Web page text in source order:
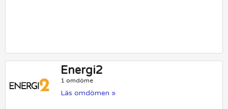
Energi2
1 omdöme
Läs omdömen »